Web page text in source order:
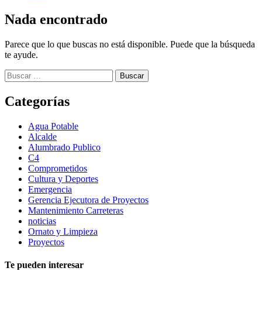
Nada encontrado
Parece que lo que buscas no está disponible. Puede que la búsqueda
te ayude.
Buscar:
Categorías
Agua Potable
Alcalde
Alumbrado Publico
C4
Comprometidos
Cultura y Deportes
Emergencia
Gerencia Ejecutora de Proyectos
Mantenimiento Carreteras
noticias
Ornato y Limpieza
Proyectos
Te pueden interesar